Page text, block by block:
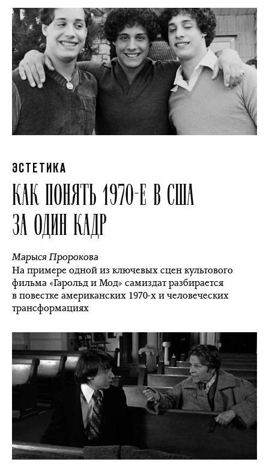
ЭСТЕТИКА
КАК ПОНЯТЬ 1970-Е В США
ЗА ОДИН КАДР
Марыся Пророкова
На примере одной из ключевых сцен культового
фильма «Гарольд и Мод» самиздат разбирается
в повестке американских 1970-х и человеческих
трансформациях